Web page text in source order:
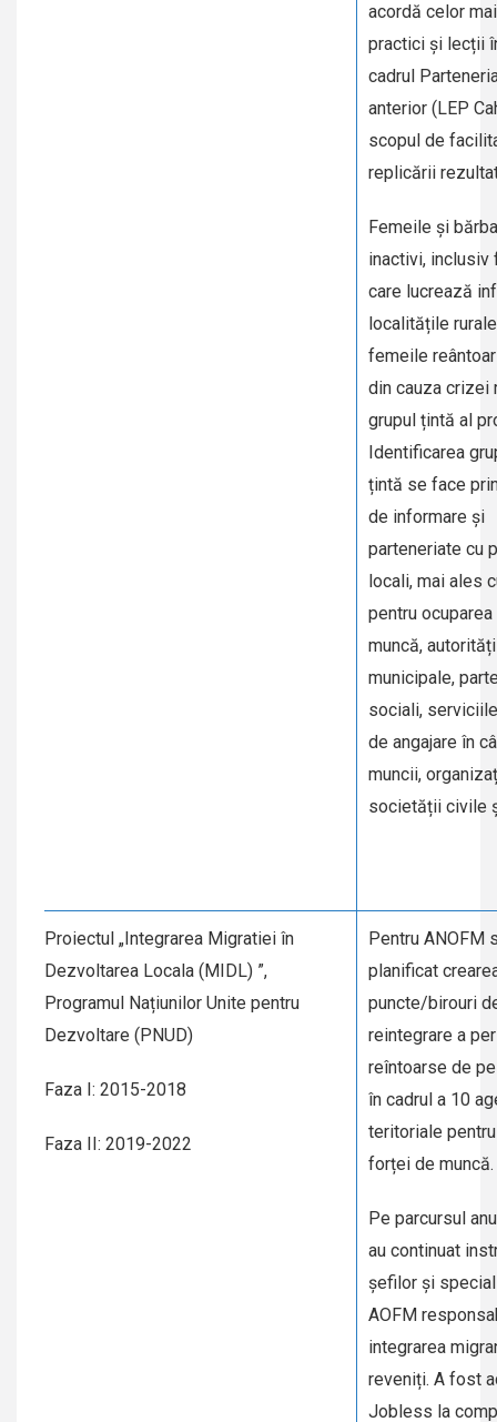
acordă celor
practici și lecții
cadrul
anterior (LEP
scopul de
replicării
Femeile și
inactivi, inclusiv
care lucrează
localitățile
femeile
din cauza crizei
grupul țintă al
Identificarea
țintă se face
de informare și
parteneriate cu
locali, mai ales
pentru
muncă,
municipale,
sociali,
de angajare în
muncii,
societății civile
Proiectul „Integrarea Migratiei în
Dezvoltarea Locala (MIDL) ”,
Programul Națiunilor Unite pentru
Dezvoltare (PNUD)
Faza I: 2015-2018
Faza II: 2019-2022
Pentru ANOFM
planificat
puncte/birouri
reintegrare a
reîntoarse de
în cadrul a 10
teritoriale
forței de muncă.
Pe parcursul
au continuat
șefilor și
AOFM
integrarea
reveniți. A fost
Jobless la